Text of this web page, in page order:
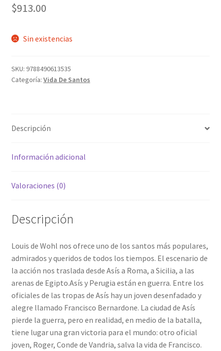
$913.00
Sin existencias
SKU: 9788490613535
Categoría: Vida De Santos
Descripción
Información adicional
Valoraciones (0)
Descripción
Louis de Wohl nos ofrece uno de los santos más populares,
admirados y queridos de todos los tiempos. El escenario de
la acción nos traslada desde Asís a Roma, a Sicilia, a las
arenas de Egipto.Asís y Perugia están en guerra. Entre los
oficiales de las tropas de Asís hay un joven desenfadado y
alegre llamado Francisco Bernardone. La ciudad de Asís
pierde la guerra, pero en realidad, en medio de la batalla,
tiene lugar una gran victoria para el mundo: otro oficial
joven, Roger, Conde de Vandria, salva la vida de Francisco.